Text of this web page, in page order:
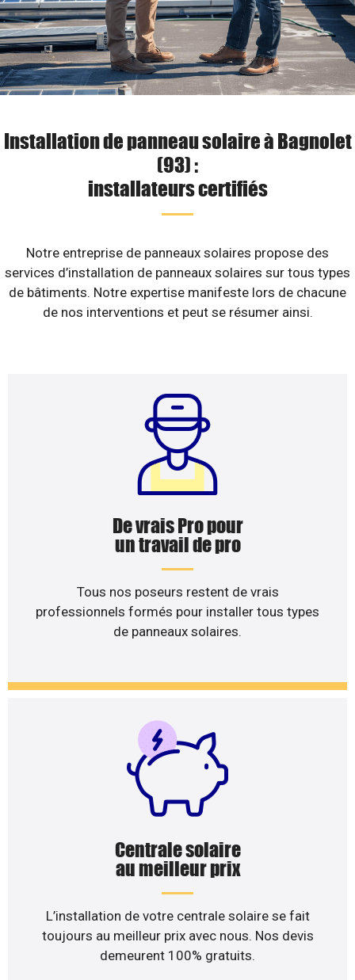
Installation de panneau solaire à Bagnolet
(93) :
installateurs certifiés
Notre entreprise de panneaux solaires propose des
services d’installation de panneaux solaires sur tous types
de bâtiments. Notre expertise manifeste lors de chacune
de nos interventions et peut se résumer ainsi.
De vrais Pro pour
un travail de pro
Tous nos poseurs restent de vrais
professionnels formés pour installer tous types
de panneaux solaires.
Centrale solaire
au meilleur prix
L’installation de votre centrale solaire se fait
toujours au meilleur prix avec nous. Nos devis
demeurent 100% gratuits.